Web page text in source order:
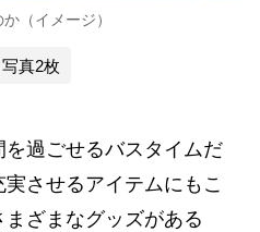
（イメージ）
写真2枚
過ごせるバスタイムだ
させるアイテムにもこ
ざまなグッズがある